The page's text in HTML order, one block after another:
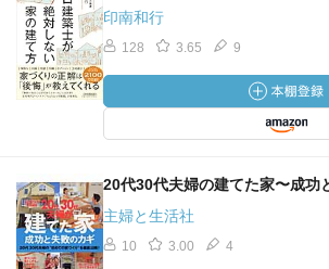
印南和行
128 3.65 9
20代30代夫婦の建てた家〜成功
主婦と生活社
10 3.00 4